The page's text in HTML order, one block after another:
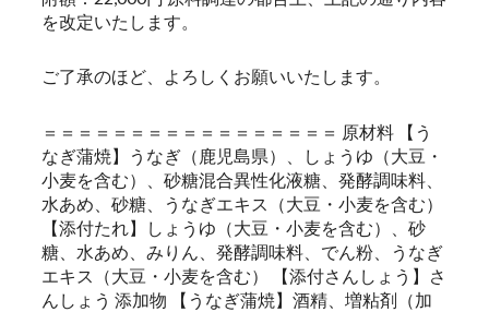
を改定いたします。
ご了承のほど、よろしくお願いいたします。
＝＝＝＝＝＝＝＝＝＝＝＝＝＝＝＝＝ 原材料 【う
なぎ蒲焼】うなぎ（鹿児島県）、しょうゆ（大豆・
小麦を含む）、砂糖混合異性化液糖、発酵調味料、
水あめ、砂糖、うなぎエキス（大豆・小麦を含む）
【添付たれ】しょうゆ（大豆・小麦を含む）、砂
糖、水あめ、みりん、発酵調味料、でん粉、うなぎ
エキス（大豆・小麦を含む） 【添付さんしょう】さ
んしょう 添加物 【うなぎ蒲焼】酒精、増粘剤（加